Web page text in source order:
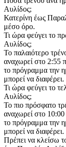
Αυλίδος;
Κατερίνη έως
μέσο όρο.
Τι ώρα φεύγει το
Αυλίδος;
Το παλαιότερο
αναχωρεί στο 2:55
το πρόγραμμα την
μπορεί να διαφέρει.
Τι ώρα φεύγει το
Αυλίδος;
Το πιο πρόσφατο
αναχωρεί στο
το πρόγραμμα την
μπορεί να διαφέρει.
Πρέπει να κλείσω